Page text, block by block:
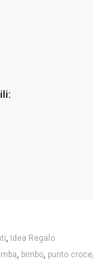
Idea Regalo
bimbo punto croce